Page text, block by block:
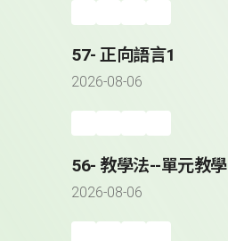
57- 正向語言1
2026-08-06
56- 教學法--單元教學
2026-08-06